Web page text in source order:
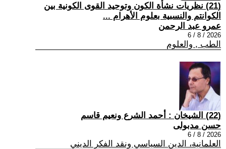
(21) نظريات نشأة الكون وتوحيد القوى الكونية بين
الكوانتم والنسبية بعلوم الأهرام ...
عمرو عبد الرحمن
2026 / 8 / 6
الطب , والعلوم
(22) الشيخان : أحمد الشرع ونعيم قاسم
حسن مدبولى
2026 / 8 / 6
العلمانية، الدين السياسي ونقد الفكر الديني